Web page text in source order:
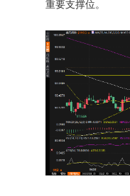
重要支撑位。